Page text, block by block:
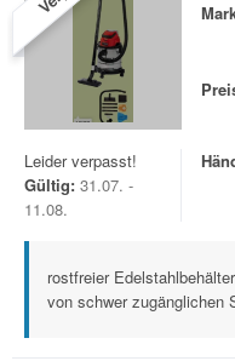
Leider verpasst!
Gültig: 31.07. -
11.08.
rostfreier
von schwer zugänglichen